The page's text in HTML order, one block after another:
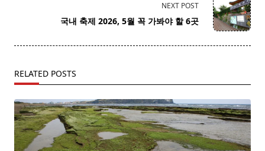
text">Page</span>
NEXT POST
국내 축제 2026, 5월 꼭 가봐야 할 6곳
RELATED POSTS